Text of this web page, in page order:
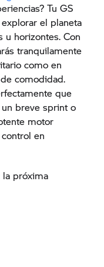
Tu GS
el planeta
u horizontes. Con
tranquilamente
como en
comodidad.
que
un breve sprint o
motor
en
la próxima